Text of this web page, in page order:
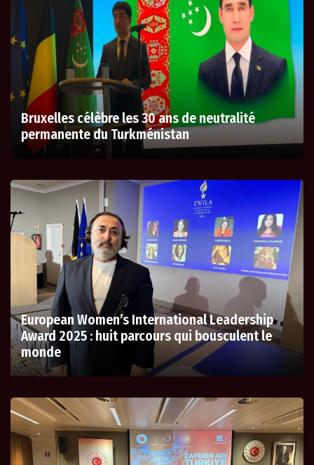
Bruxelles célèbre les 30 ans de neutralité
permanente du Turkménistan
European Women’s International Leadership
Award 2025 : huit parcours qui bousculent le
monde